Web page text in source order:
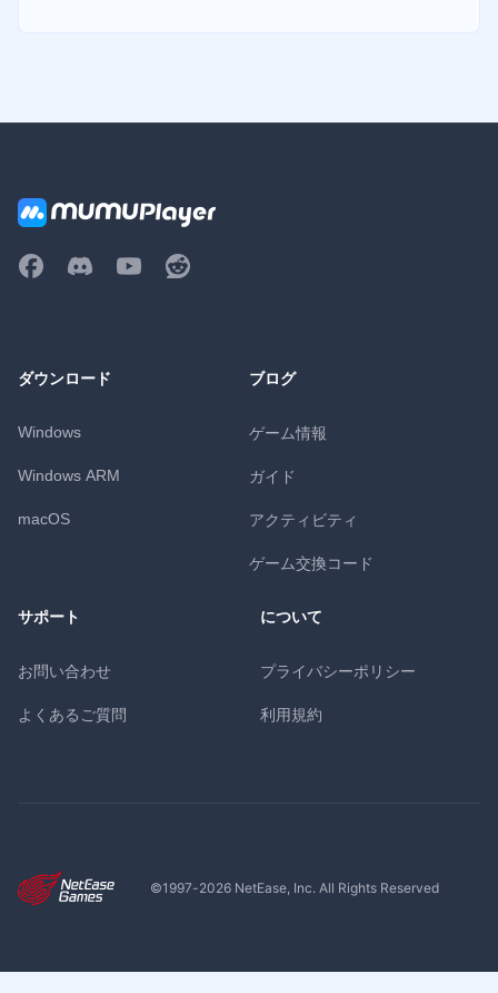
ダウンロード
Windows
Windows ARM
macOS
ブログ
ゲーム情報
ガイド
アクティビティ
ゲーム交換コード
サポート
お問い合わせ
よくあるご質問
について
プライバシーポリシー
利用規約
©1997-2026NetEase, Inc. All Rights Reserved